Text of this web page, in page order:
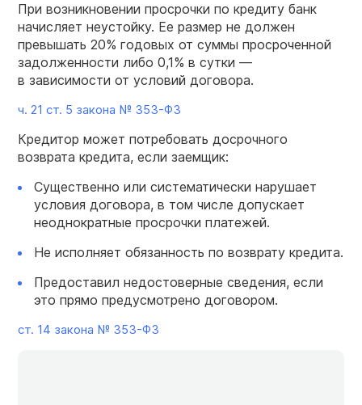
При возникновении просрочки по кредиту банк
начисляет неустойку. Ее размер не должен
превышать 20% годовых от суммы просроченной
задолженности либо 0,1% в сутки —
в зависимости от условий договора.
ч. 21 ст. 5 закона № 353-ФЗ
Кредитор может потребовать досрочного
возврата кредита, если заемщик:
Существенно или систематически нарушает
условия договора, в том числе допускает
неоднократные просрочки платежей.
Не исполняет обязанность по возврату кредита.
Предоставил недостоверные сведения, если
это прямо предусмотрено договором.
ст. 14 закона № 353-ФЗ